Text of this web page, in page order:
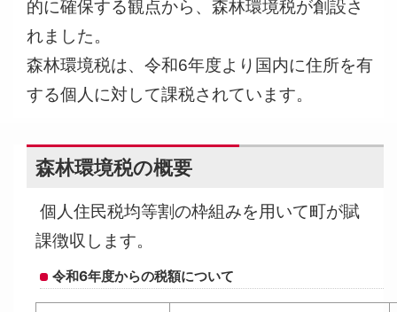
的に確保する観点から、森林環境税が創設さ
れました。
森林環境税は、令和6年度より国内に住所を有
する個人に対して課税されています。
森林環境税の概要
個人住民税均等割の枠組みを用いて町が賦
課徴収します。
令和6年度からの税額について